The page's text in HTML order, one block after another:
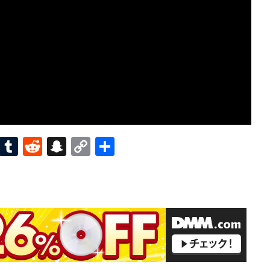
T
bl
r
R
di
t
S
pc
h
at
C
y
Li
n
k